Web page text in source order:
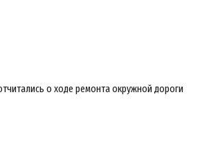
о ходе ремонта окружной дороги